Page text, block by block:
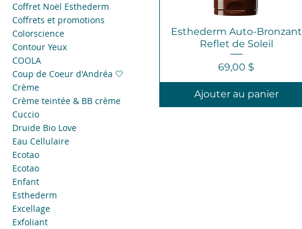
Coffret Noël Esthederm
Coffrets et promotions
Colorscience
Contour Yeux
COOLA
Coup de Coeur d'Andréa 🤍
Crème
Crème teintée & BB crème
Cuccio
Druide Bio Love
Eau Cellulaire
Ecotao
Ecotao
Enfant
Esthederm
Excellage
Exfoliant
Esthederm Auto-Bronzant
Reflet de Soleil
Prix
69,00 $
Ajouter au panier